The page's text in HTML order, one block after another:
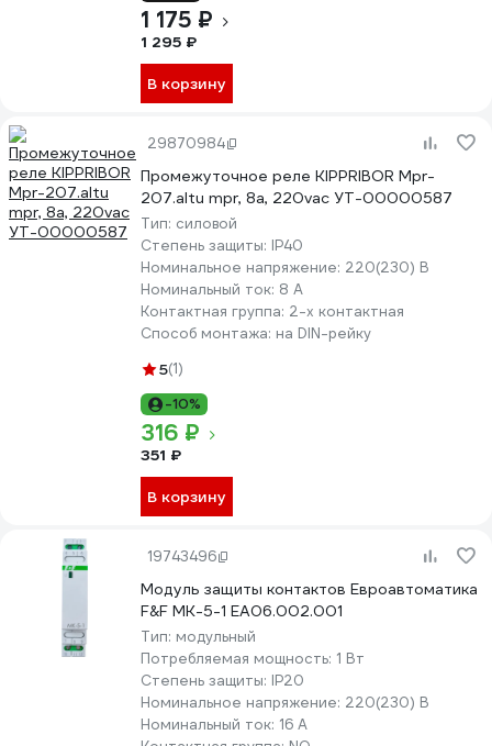
1 175 ₽
1 295 ₽
В корзину
29870984
Промежуточное реле KIPPRIBOR Mpr-
207.altu mpr, 8а, 220vac УТ-00000587
Тип: силовой
Степень защиты: IP40
Номинальное напряжение: 220(230) В
Номинальный ток: 8 А
Контактная группа: 2-х контактная
Способ монтажа: на DIN-рейку
5(1)
-10%
316 ₽
351 ₽
В корзину
19743496
Модуль защиты контактов Евроавтоматика
F&F MK-5-1 EA06.002.001
Тип: модульный
Потребляемая мощность: 1 Вт
Степень защиты: IP20
Номинальное напряжение: 220(230) В
Номинальный ток: 16 А